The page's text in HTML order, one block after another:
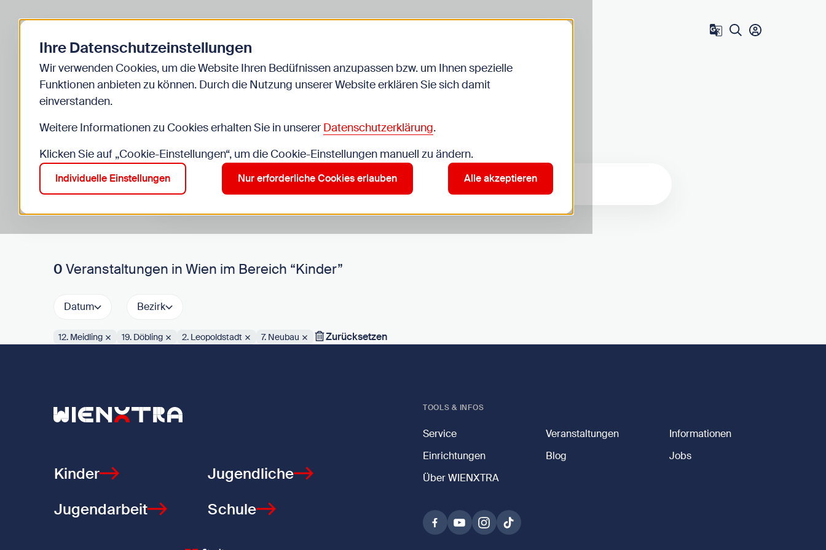
Zum Benutzer
Start Kinder Veranstaltungen
Veranstaltungen
Suche im Bereich “Kinder”
Suchen
0 Veranstaltungen in Wien im Bereich “Kinder”
Datum Bezirk
Aktive Filter:
12. Meidling 19. Döbling 2. Leopoldstadt 7. Neubau Zurücksetzen
Zurück zur Startseite
Kinder
Jugendliche
Jugendarbeit
Schule
TOOLS & INFOS
Service Veranstaltungen
Informationen
Einrichtungen
Blog
Jobs
Über WIENXTRA
Ihre Datenschutzeinstellungen
Wir verwenden Cookies, um die Website Ihren Bedüfnissen anzupassen bzw. um Ihnen spezielle
Funktionen anbieten zu können. Durch die Nutzung unserer Website erklären Sie sich damit
einverstanden.
Weitere Informationen zu Cookies erhalten Sie in unsererDatenschutzerklärung.
Klicken Sie auf „Cookie-Einstellungen“, um die Cookie-Einstellungen manuell zu ändern.
Individuelle Einstellungen Nur erforderliche Cookies erlauben Alle akzeptieren